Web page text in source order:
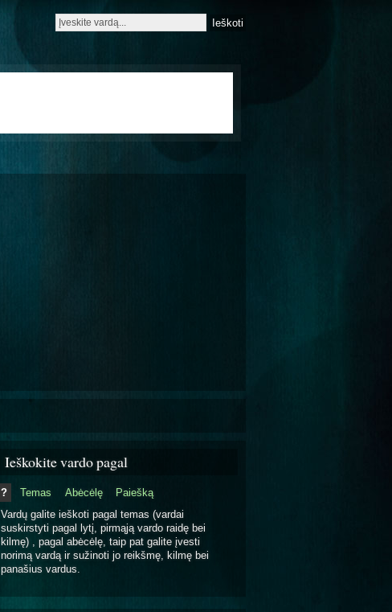
Ieškokite vardo pagal
? Temas Abėcėlę
Paiešką
Vardų galite ieškoti pagal temas (vardai
suskirstyti pagal lytį, pirmąją vardo raidę bei
kilmę) , pagal abėcėlę, taip pat galite įvesti
norimą vardą ir sužinoti jo reikšmę, kilmę bei
panašius vardus.